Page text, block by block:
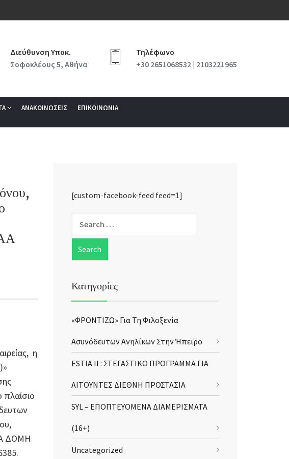
Διεύθυνση Υποκ.
Σοφοκλέους 5, Αθήνα
Τηλέφωνο
+30 2651068532 | 2103221965
ΑΝΑΚΟΙΝΩΣΕΙΣ ΕΠΙΚΟΙΝΩΝΙΑ
η
ΔΟΜΗ
[custom-facebook-feed feed=1]
Κατηγορίες
«ΦΡΟΝΤΙΖΩ» Για Τη Φιλοξενία
Ασυνόδευτων Ανηλίκων Στην Ήπειρο
ESTIA II : ΣΤΕΓΑΣΤΙΚΟ ΠΡΟΓΡΑΜΜΑ ΓΙΑ
ΑΙΤΟΥΝΤΕΣ ΔΙΕΘΝΗ ΠΡΟΣΤΑΣΙΑ
SYL – ΕΠΟΠΤΕΥΟΜΕΝΑ ΔΙΑΜΕΡΙΣΜΑΤΑ
(16+)
Uncategorized